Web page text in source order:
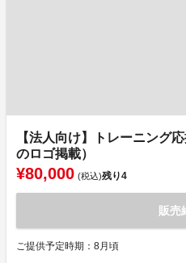
【法人向け】トレーニング
のロゴ掲載）
¥80,000 (税込)残り4
販売
ご提供予定時期：8月頃